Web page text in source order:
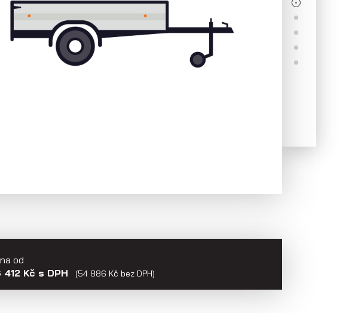
přívěsy
od
412 Kč s DPH
(54 886 Kč bez DPH)